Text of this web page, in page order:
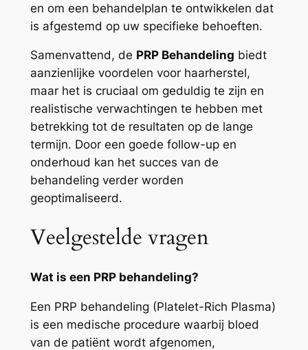
en om een behandelplan te ontwikkelen dat
is afgestemd op uw specifieke behoeften.
Samenvattend, de PRP Behandeling biedt
aanzienlijke voordelen voor haarherstel,
maar het is cruciaal om geduldig te zijn en
realistische verwachtingen te hebben met
betrekking tot de resultaten op de lange
termijn. Door een goede follow-up en
onderhoud kan het succes van de
behandeling verder worden
geoptimaliseerd.
Veelgestelde vragen
Wat is een PRP behandeling?
Een PRP behandeling (Platelet-Rich Plasma)
is een medische procedure waarbij bloed
van de patiënt wordt afgenomen,